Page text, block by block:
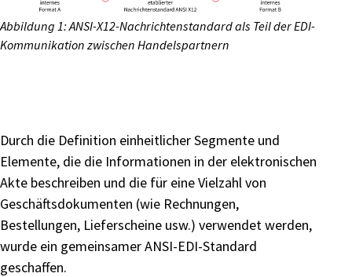
Abbildung 1: ANSI-X12-Nachrichtenstandard als Teil der EDI-
Kommunikation zwischen Handelspartnern
Durch die Definition einheitlicher Segmente und
Elemente, die die Informationen in der elektronischen
Akte beschreiben und die für eine Vielzahl von
Geschäftsdokumenten (wie Rechnungen,
Bestellungen, Lieferscheine usw.) verwendet werden,
wurde ein gemeinsamer ANSI-EDI-Standard
geschaffen.